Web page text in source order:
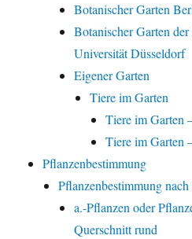
Botanischer Garten
Botanischer Garten
Universität Düsseldorf
Eigener Garten
Tiere im Garten
Tiere im Garten
Tiere im Garten
Pflanzenbestimmung
Pflanzenbestimmung
a.-Pflanzen oder
Querschnitt rund